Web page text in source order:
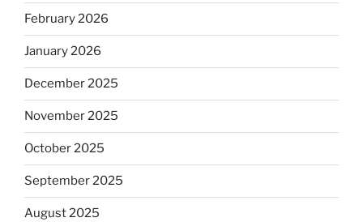
February 2026
January 2026
December 2025
November 2025
October 2025
September 2025
August 2025